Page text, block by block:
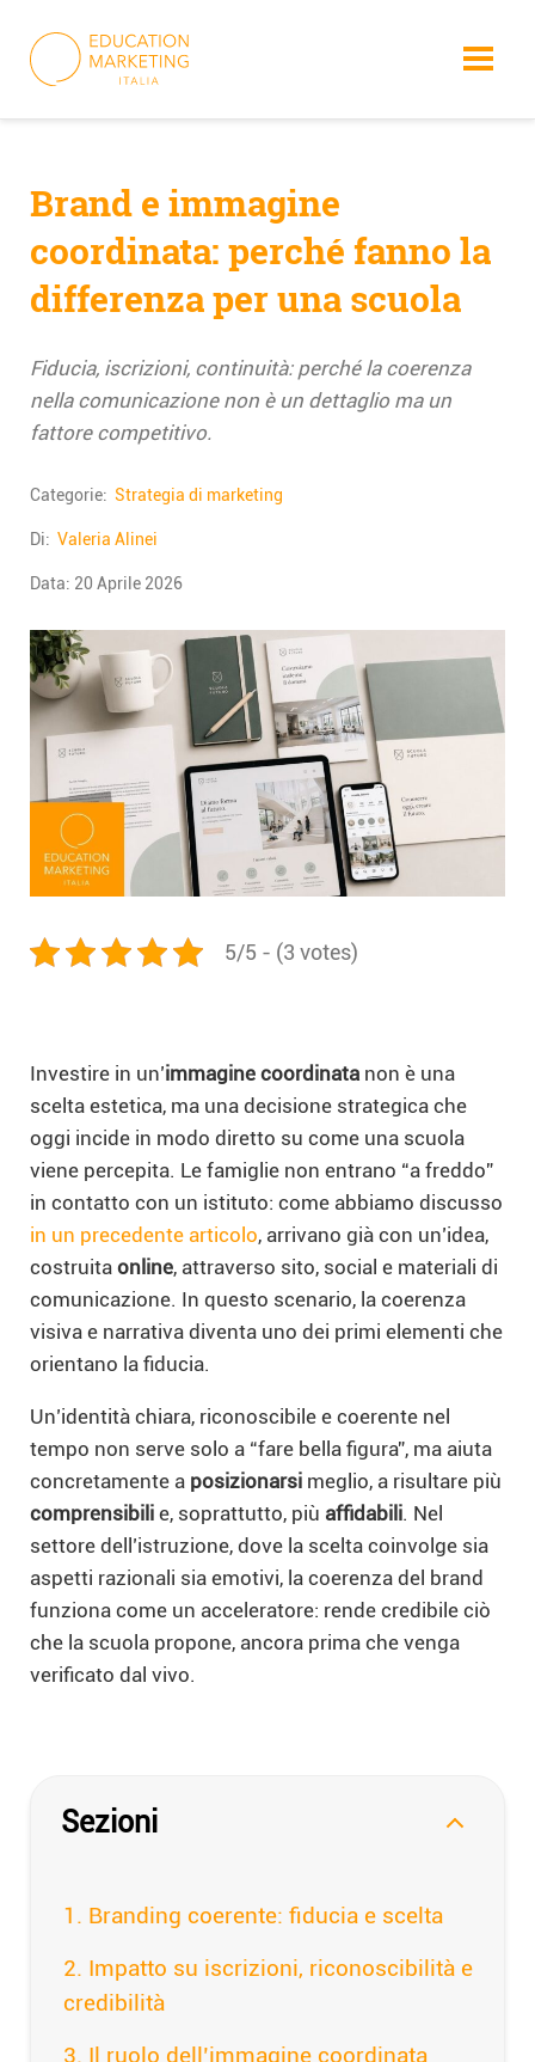
content
Brand e immagine
coordinata: perché fanno la
differenza per una scuola
Fiducia, iscrizioni, continuità: perché la coerenza
nella comunicazione non è un dettaglio ma un
fattore competitivo.
Categorie: Strategia di marketing
Di: Valeria Alinei
Data: 20 Aprile 2026
5/5 - (3 votes)
Investire in un’immagine coordinata non è una
scelta estetica, ma una decisione strategica che
oggi incide in modo diretto su come una scuola
viene percepita. Le famiglie non entrano “a freddo”
in contatto con un istituto: come abbiamo discusso
in un precedente articolo, arrivano già con un’idea,
costruita online, attraverso sito, social e materiali di
comunicazione. In questo scenario, la coerenza
visiva e narrativa diventa uno dei primi elementi che
orientano la fiducia.
Un’identità chiara, riconoscibile e coerente nel
tempo non serve solo a “fare bella figura”, ma aiuta
concretamente a posizionarsi meglio, a risultare più
comprensibili e, soprattutto, più affidabili. Nel
settore dell’istruzione, dove la scelta coinvolge sia
aspetti razionali sia emotivi, la coerenza del brand
funziona come un acceleratore: rende credibile ciò
che la scuola propone, ancora prima che venga
verificato dal vivo.
Sezioni
Branding coerente: fiducia e scelta
Impatto su iscrizioni, riconoscibilità e
credibilità
Il ruolo dell’immagine coordinata